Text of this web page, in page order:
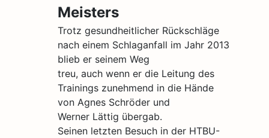
Meisters
Trotz gesundheitlicher Rückschläge
nach einem Schlaganfall im Jahr 2013
blieb er seinem Weg
treu, auch wenn er die Leitung des
Trainings zunehmend in die Hände
von Agnes Schröder und
Werner Lättig übergab.
Seinen letzten Besuch in der HTBU-